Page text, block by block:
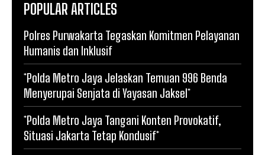
POPULAR ARTICLES
Polres Purwakarta Tegaskan Komitmen Pelayanan
Humanis dan Inklusif
*Polda Metro Jaya Jelaskan Temuan 996 Benda
Menyerupai Senjata di Yayasan Jaksel*
*Polda Metro Jaya Tangani Konten Provokatif,
Situasi Jakarta Tetap Kondusif*